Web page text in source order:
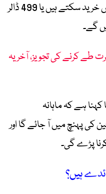
صارفین اسے تقریباً 20 ہزار ڈالر میں خرید سکتے ہیں یا 499 ڈالر
گے۔
طے کرنے کی تجویز، آخر یہ
ہے کہ ماہانہ
پہنچ میں آ جائے گا اور
پڑے گی۔
ہیں؟